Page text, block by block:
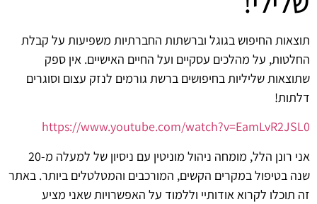
תוצאות החיפוש בגוגל וברשתות החברתיות משפיעות על קבלת
החלטות, על מהלכים עסקיים ועל החיים האישיים. אין ספק
שתוצאות שליליות בחיפושים ברשת גורמים לנזק עצום וסוגרים
דלתות!
https://www.youtube.com/watch?v=EamLvR2JSL0
אני רונן הלל, מומחה ניהול מוניטין עם ניסיון של למעלה מ-20
שנה בטיפול במקרים הקשים, המורכבים והמטלטלים ביותר. באתר
זה תוכלו לקרוא אודותיי וללמוד על האפשרויות שאני מציע